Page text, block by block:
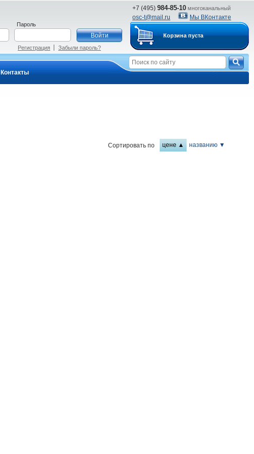
+7 (495) 984-85-10 многоканальный
osc-t@mail.ru Мы ВКонтакте
Контакты
Пароль
Регистрация Забыли пароль?
Корзина пуста
Сортировать по цене ▲ названию ▼